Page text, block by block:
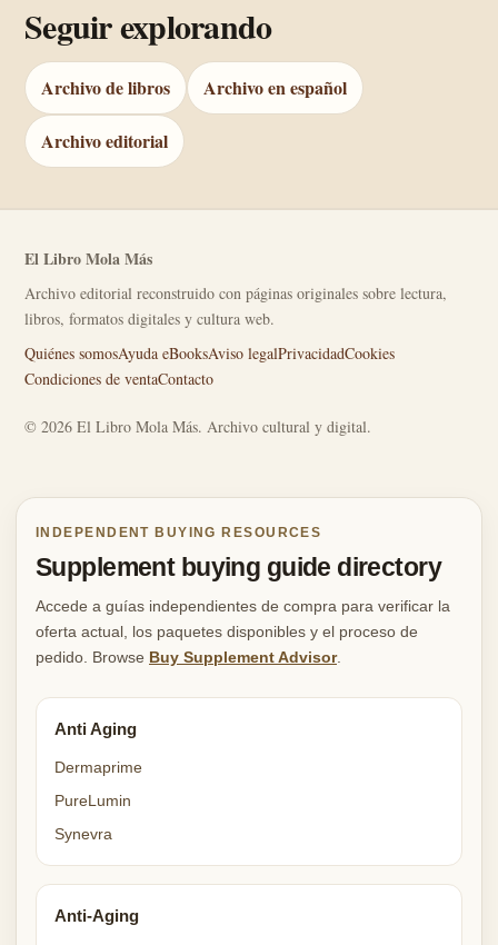
Seguir explorando
Archivo de libros Archivo en español
Archivo editorial
El Libro Mola Más
Archivo editorial reconstruido con páginas originales sobre lectura,
libros, formatos digitales y cultura web.
Quiénes somosAyuda eBooksAviso legalPrivacidadCookies
Condiciones de ventaContacto
© 2026 El Libro Mola Más. Archivo cultural y digital.
INDEPENDENT BUYING RESOURCES
Supplement buying guide directory
Accede a guías independientes de compra para verificar la
oferta actual, los paquetes disponibles y el proceso de
pedido. Browse Buy Supplement Advisor.
Anti Aging
Dermaprime
PureLumin
Synevra
Anti-Aging